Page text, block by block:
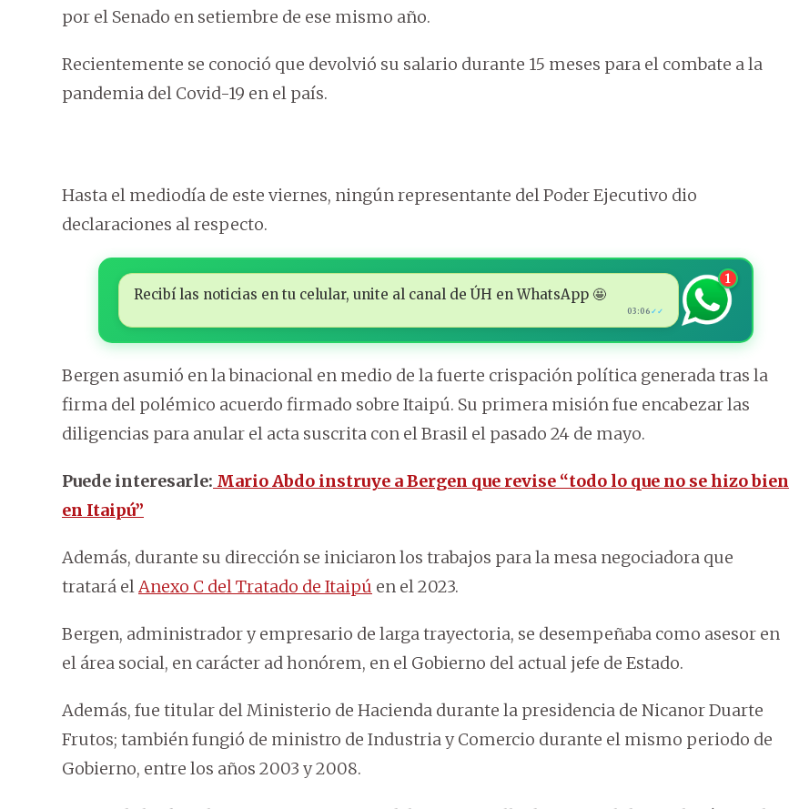
por el Senado en setiembre de ese mismo año.
Recientemente se conoció que devolvió su salario durante 15 meses para el combate a la
pandemia del Covid-19 en el país.
Hasta el mediodía de este viernes, ningún representante del Poder Ejecutivo dio
declaraciones al respecto.
Recibí las noticias en tu celular, unite al canal de ÚH en WhatsApp 🤩
03:06 ✓✓
1
Bergen asumió en la binacional en medio de la fuerte crispación política generada tras la
firma del polémico acuerdo firmado sobre Itaipú. Su primera misión fue encabezar las
diligencias para anular el acta suscrita con el Brasil el pasado 24 de mayo.
Puede interesarle: Mario Abdo instruye a Bergen que revise “todo lo que no se hizo bien
en Itaipú”
Además, durante su dirección se iniciaron los trabajos para la mesa negociadora que
tratará elAnexo C del Tratado de Itaipú en el 2023.
Bergen, administrador y empresario de larga trayectoria, se desempeñaba como asesor en
el área social, en carácter ad honórem, en el Gobierno del actual jefe de Estado.
Además, fue titular del Ministerio de Hacienda durante la presidencia de Nicanor Duarte
Frutos; también fungió de ministro de Industria y Comercio durante el mismo periodo de
Gobierno, entre los años 2003 y 2008.